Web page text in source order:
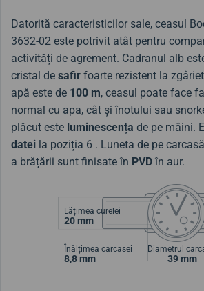
Datorită caracteristicilor sale, ceasul
3632-02 este potrivit atât pentru
activități de agrement. Cadranul alb
cristal de safir foarte rezistent la
apă este de 100 m, ceasul poate face
normal cu apa, cât și înotului sau
plăcut este luminescența de pe mâini.
datei la poziția 6 . Luneta de pe
a brățării sunt finisate în PVD în aur.
Lățimea curelei
20 mm
Înălțimea carcasei
8,8 mm
Diametrul
39 mm